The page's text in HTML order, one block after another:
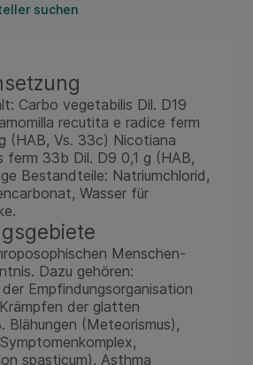
suchen
Carbo vegetabilis Dil. D19
recutita e radice ferm
(HAB, Vs. 33c) Nicotiana
ferm 33b Dil. D9 0,1 g (HAB,
Bestandteile: Natriumchlorid,
Wasser für
Menschen-
Dazu gehören:
der Empfindungsorganisation
der glatten
Blähungen (Meteorismus),
spasticum), Asthma